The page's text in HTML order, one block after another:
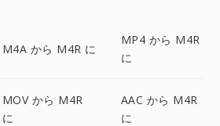
M4A から M4R に
MP4 から M4R
に
MOV から M4R
に
AAC から M4R
に